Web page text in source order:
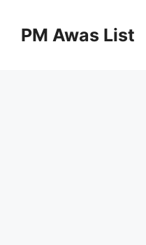
PM Awas List